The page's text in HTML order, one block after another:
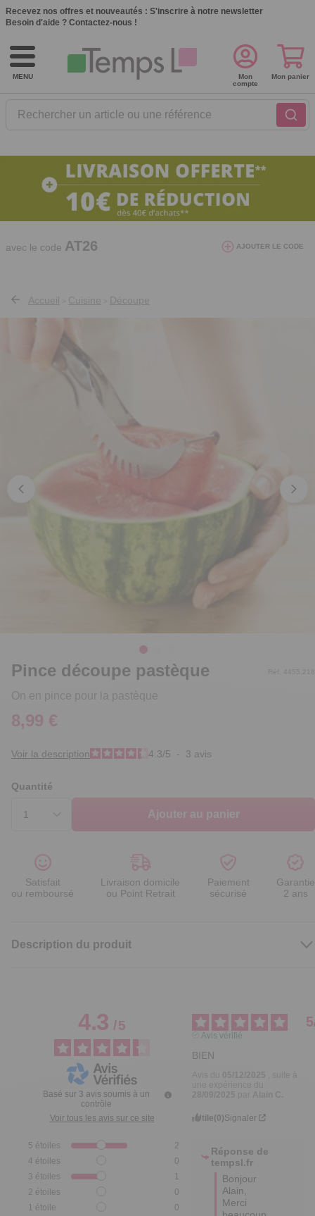
Recevez nos offres et nouveautés : S'inscrire à notre newsletter
Besoin d'aide ? Contactez-nous !
MENU
Rechercher un article ou une référence
Mon
compte
Mon panier
10€ de réduction dès 40€ d'achat. Offre
valable du 03/08/2026 au 12/08/2026.
avec le code AT26 AJOUTER LE CODE
Accueil Cuisine Découpe
Pince découpe pastèque
On en pince pour la pastèque
Réf. 4455.218
8,99 €
Voir la description 4.3/5 - 3 avis
Quantité
Ajouter au panier
Satisfait
ou remboursé
Livraison domicile
ou Point Retrait
Paiement
sécurisé
Garantie
2 ans
Description du produit
4.3/5
Basé sur 3 avis soumis à un
contrôle
Voir tous les avis sur ce site
5 étoiles
2
4 étoiles
0
3 étoiles
1
2 étoiles
0
1 étoile 0
5
Avis vérifié
BIEN
05/12/2025
, suite à
28/09/2025
Alain C.
Utile(0)Signaler
Réponse de
tempsl.fr
Bonjour
Alain,
Merci